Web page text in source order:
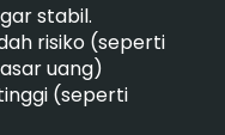
stabil.
risiko (seperti
uang)
(seperti